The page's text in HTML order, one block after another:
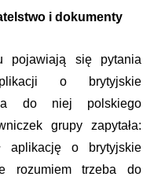
i dokumenty
pojawiają się pytania
o brytyjskie
do niej polskiego
grupy zapytała:
aplikację o brytyjskie
rozumiem trzeba do